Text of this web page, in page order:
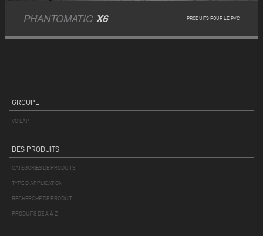
PHANTOMATIC X6 PRODUITS POUR LE PVC
GROUPE
VOILÀP
DES PRODUITS
CATÉGORIES DE PRODUITS
TYPE D'APPLICATION
RECHERCHE DE PRODUIT
PRODUITS DE A À Z